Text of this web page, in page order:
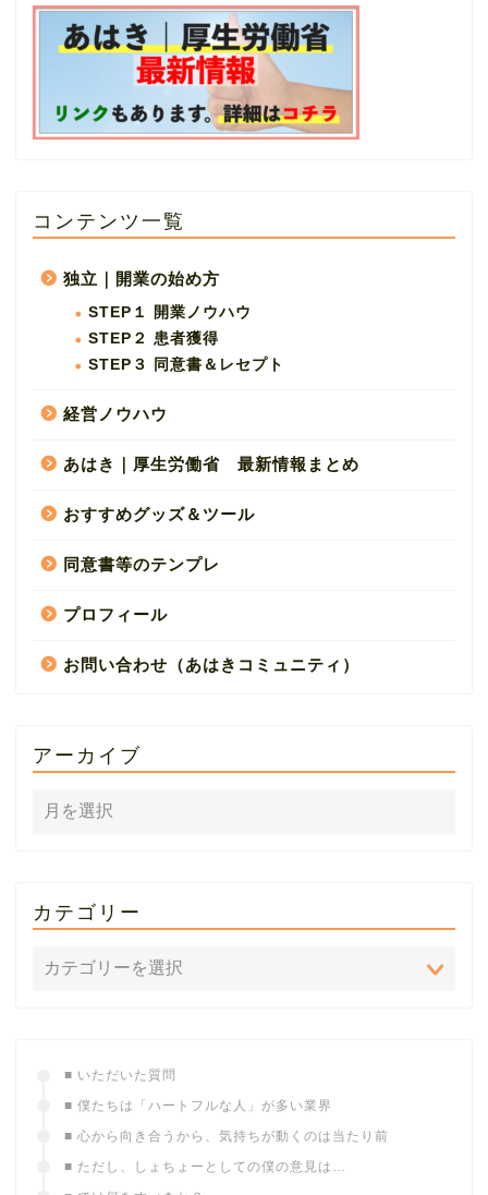
コンテンツ一覧
独立｜開業の始め方
STEP１ 開業ノウハウ
STEP２ 患者獲得
STEP３ 同意書＆レセプト
経営ノウハウ
あはき｜厚生労働省 最新情報まとめ
おすすめグッズ＆ツール
同意書等のテンプレ
プロフィール
お問い合わせ（あはきコミュニティ）
アーカイブ
カテゴリー
■ いただいた質問
■ 僕たちは「ハートフルな人」が多い業界
■ 心から向き合うから、気持ちが動くのは当たり前
■ ただし、しょちょーとしての僕の意見は…